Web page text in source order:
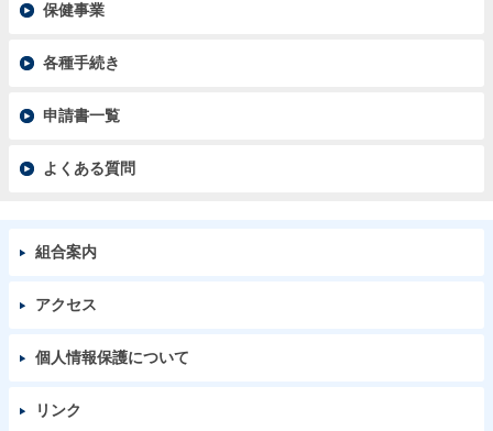
保健事業
各種手続き
申請書一覧
よくある質問
組合案内
アクセス
個人情報保護について
リンク